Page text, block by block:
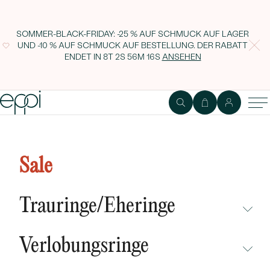
SOMMER-BLACK-FRIDAY: -25 % AUF SCHMUCK AUF LAGER
UND -10 % AUF SCHMUCK AUF BESTELLUNG. DER RABATT
ENDET IN 8T 2S 56M 15S ANSEHEN
Sale
Trauringe/Eheringe
NEUHEITEN
Verlobungsringe
schwarzen Diamanten Orien